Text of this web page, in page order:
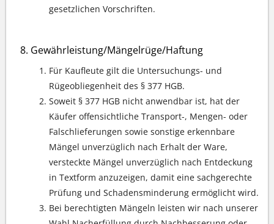
gesetzlichen Vorschriften.
Gewährleistung/Mängelrüge/Haftung
Für Kaufleute gilt die Untersuchungs- und
Rügeobliegenheit des § 377 HGB.
Soweit § 377 HGB nicht anwendbar ist, hat der
Käufer offensichtliche Transport-, Mengen- oder
Falschlieferungen sowie sonstige erkennbare
Mängel unverzüglich nach Erhalt der Ware,
versteckte Mängel unverzüglich nach Entdeckung
in Textform anzuzeigen, damit eine sachgerechte
Prüfung und Schadensminderung ermöglicht wird.
Bei berechtigten Mängeln leisten wir nach unserer